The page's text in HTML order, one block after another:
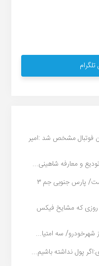
فوتبال مشخص شد :امیر
و معارفه شاهینی...
پارس جنوبی جم ول کن صدر نیست/ پارس جنوبی جم ۳
که مشایخ فیکس
شهرخودرو/ سه امتیا...
پول نداشته باشیم...